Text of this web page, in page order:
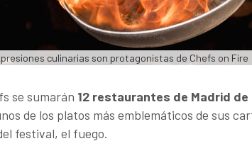
culinarias son protagonistas de Chefs on Fire
se sumarán 12 restaurantes de Madrid
de los platos más emblemáticos de sus
festival, el fuego.